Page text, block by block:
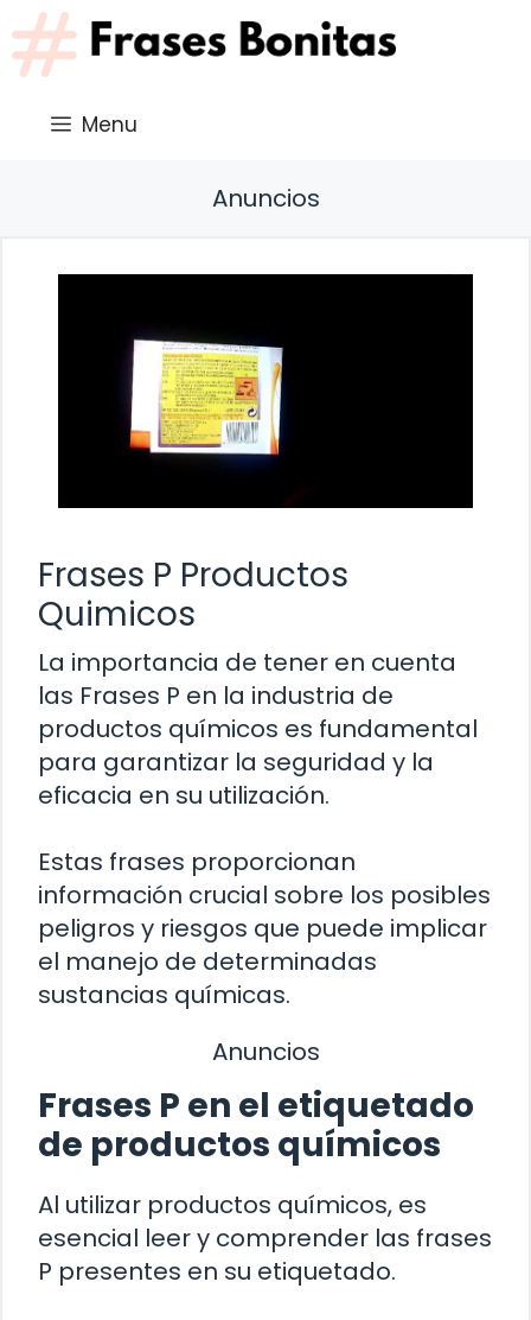
Saltar
al
contenido
Menu
Anuncios
Frases P Productos
Quimicos
La importancia de tener en cuenta
las Frases P en la industria de
productos químicos es fundamental
para garantizar la seguridad y la
eficacia en su utilización.
Estas frases proporcionan
información crucial sobre los posibles
peligros y riesgos que puede implicar
el manejo de determinadas
sustancias químicas.
Anuncios
Frases P en el etiquetado
de productos químicos
Al utilizar productos químicos, es
esencial leer y comprender las frases
P presentes en su etiquetado.